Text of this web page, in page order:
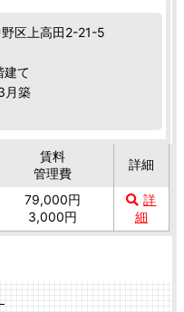
区上高田2-21-5
建て
月築
賃料
管理費
詳細
79,000円
3,000円
詳
細